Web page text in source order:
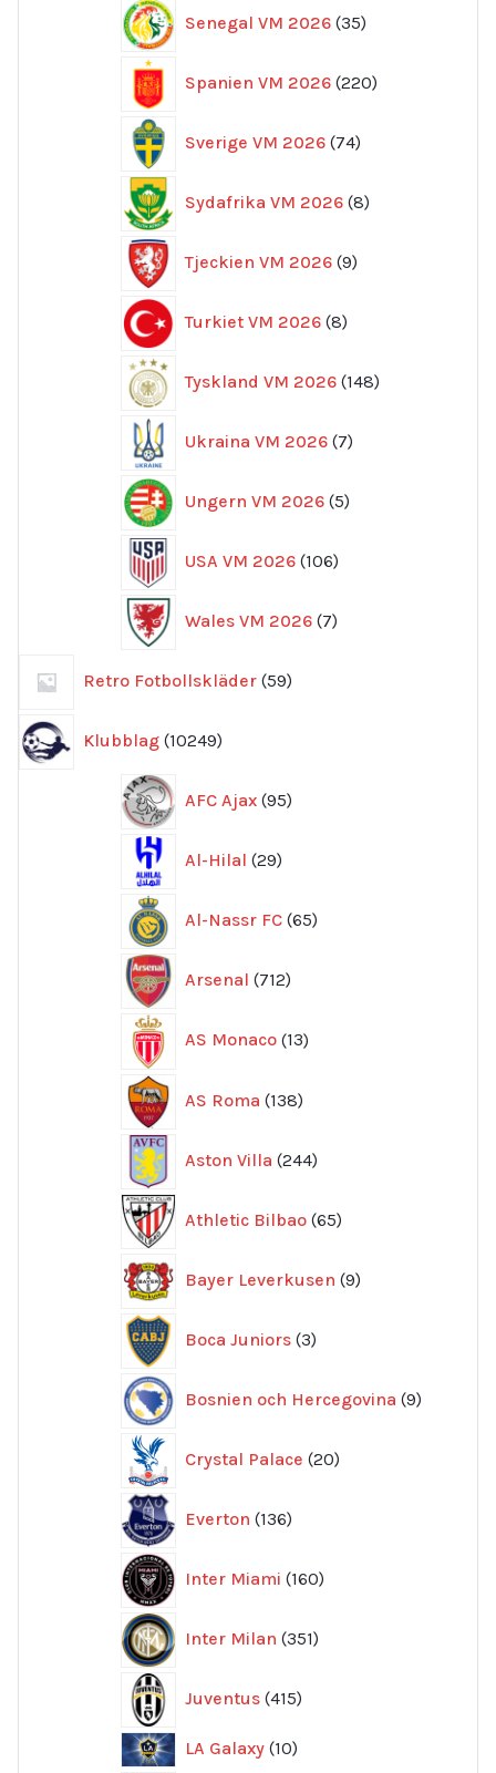
Senegal VM 2026 35
produkter
Spanien VM 2026 220
produkter
Sverige VM 2026 74
produkter
Sydafrika VM 2026 8
produkter
Tjeckien VM 2026 9
produkter
Turkiet VM 2026 8
produkter
Tyskland VM 2026 148
produkter
Ukraina VM 2026 7
produkter
Ungern VM 2026 5
produkter
USA VM 2026 106
produkter
Wales VM 2026 7
produkter
Retro Fotbollskläder 59
produkter
Klubblag 10249
produkter
AFC Ajax 95
produkter
Al-Hilal 29
produkter
Al-Nassr FC 65
produkter
Arsenal 712
produkter
AS Monaco 13
produkter
AS Roma 138
produkter
Aston Villa 244
produkter
Athletic Bilbao 65
produkter
Bayer Leverkusen 9
produkter
Boca Juniors 3
produkter
Bosnien och Hercegovina 9
produkter
Crystal Palace 20
produkter
Everton 136
produkter
Inter Miami 160
produkter
Inter Milan 351
produkter
Juventus 415
produkter
LA Galaxy 1010